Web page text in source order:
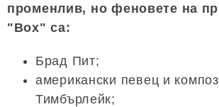
променлив, но феновете на
"Box" са:
Брад Пит;
американски певец и
Тимбърлейк;